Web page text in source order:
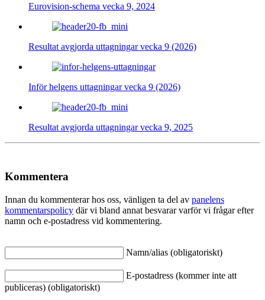
Eurovision-schema vecka 9, 2024
Resultat avgjorda uttagningar vecka 9 (2026)
Inför helgens uttagningar vecka 9 (2026)
Resultat avgjorda uttagningar vecka 9, 2025
Kommentera
Innan du kommenterar hos oss, vänligen ta del av panelens
kommentarspolicy där vi bland annat besvarar varför vi frågar efter
namn och e-postadress vid kommentering.
Namn/alias (obligatoriskt)
E-postadress (kommer inte att
publiceras) (obligatoriskt)